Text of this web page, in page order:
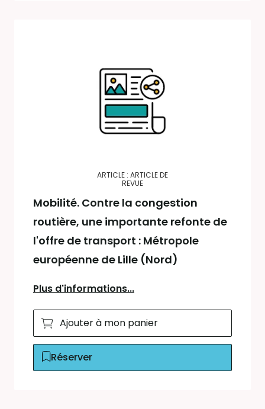
ARTICLE : ARTICLE DE
REVUE
Mobilité. Contre la congestion
routière, une importante refonte de
l'offre de transport : Métropole
européenne de Lille (Nord)
Plus d'informations...
Ajouter à mon panier
Réserver